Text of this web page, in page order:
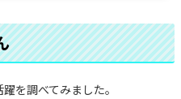
を調べてみました。